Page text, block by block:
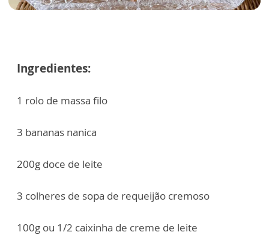
Ingredientes:
1 rolo de massa filo
3 bananas nanica
200g doce de leite
3 colheres de sopa de requeijão cremoso
100g ou 1/2 caixinha de creme de leite